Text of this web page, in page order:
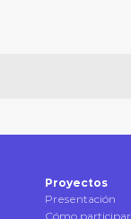
Proyectos
Presentación
Cómo participar